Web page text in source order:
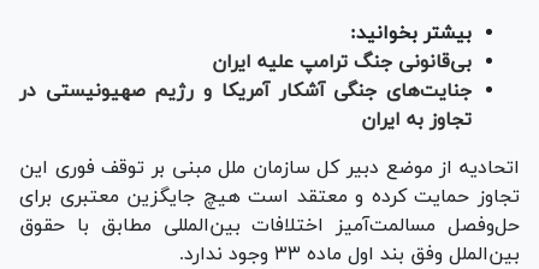
بیشتر بخوانید:
بی‌قانونی جنگ ترامپ علیه ایران
جنایت‌های جنگی آشکار آمریکا و رژیم صهیونیستی در
تجاوز به ایران
اتحادیه از موضع دبیر کل سازمان ملل مبنی بر توقف فوری این
تجاوز حمایت کرده و معتقد است هیچ جایگزین معتبری برای
حل‌وفصل مسالمت‌آمیز اختلافات بین‌المللی مطابق با حقوق
بین‌الملل وفق بند اول ماده ۳۳ وجود ندارد.